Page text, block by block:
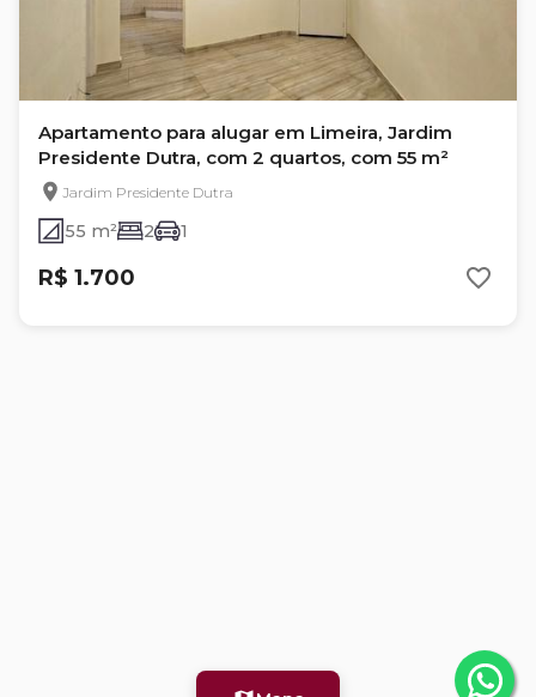
Apartamento para alugar em Limeira, Jardim
Presidente Dutra, com 2 quartos, com 55 m²
Jardim Presidente Dutra
55 m² 2 1
R$ 1.700